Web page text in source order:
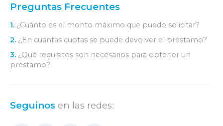
Preguntas Frecuentes
1. ¿Cuánto es el monto máximo que puedo solicitar?
2. ¿En cuántas cuotas se puede devolver el préstamo?
3. ¿Qué requisitos son necesarios para obtener un
préstamo?
Seguinos en las redes: